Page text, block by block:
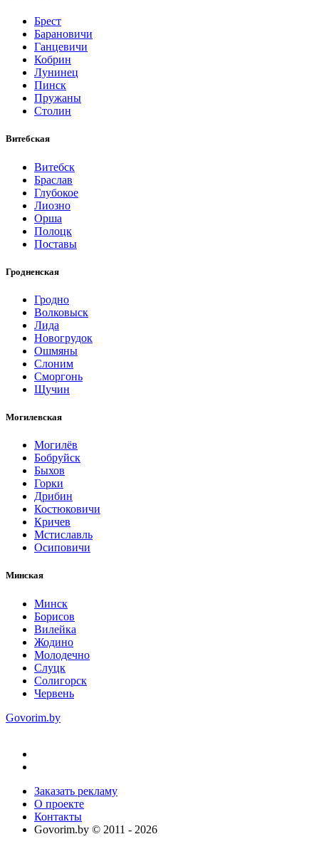
Брест
Барановичи
Ганцевичи
Кобрин
Лунинец
Пинск
Пружаны
Столин
Витебская
Витебск
Браслав
Глубокое
Лиозно
Орша
Полоцк
Поставы
Гродненская
Гродно
Волковыск
Лида
Новогрудок
Ошмяны
Слоним
Сморгонь
Щучин
Могилевская
Могилёв
Бобруйск
Быхов
Горки
Дрибин
Костюковичи
Кричев
Мстиславль
Осиповичи
Минская
Минск
Борисов
Вилейка
Жодино
Молодечно
Слуцк
Солигорск
Червень
Govorim.by
Заказать рекламу
О проекте
Контакты
Govorim.by © 2011 - 2026